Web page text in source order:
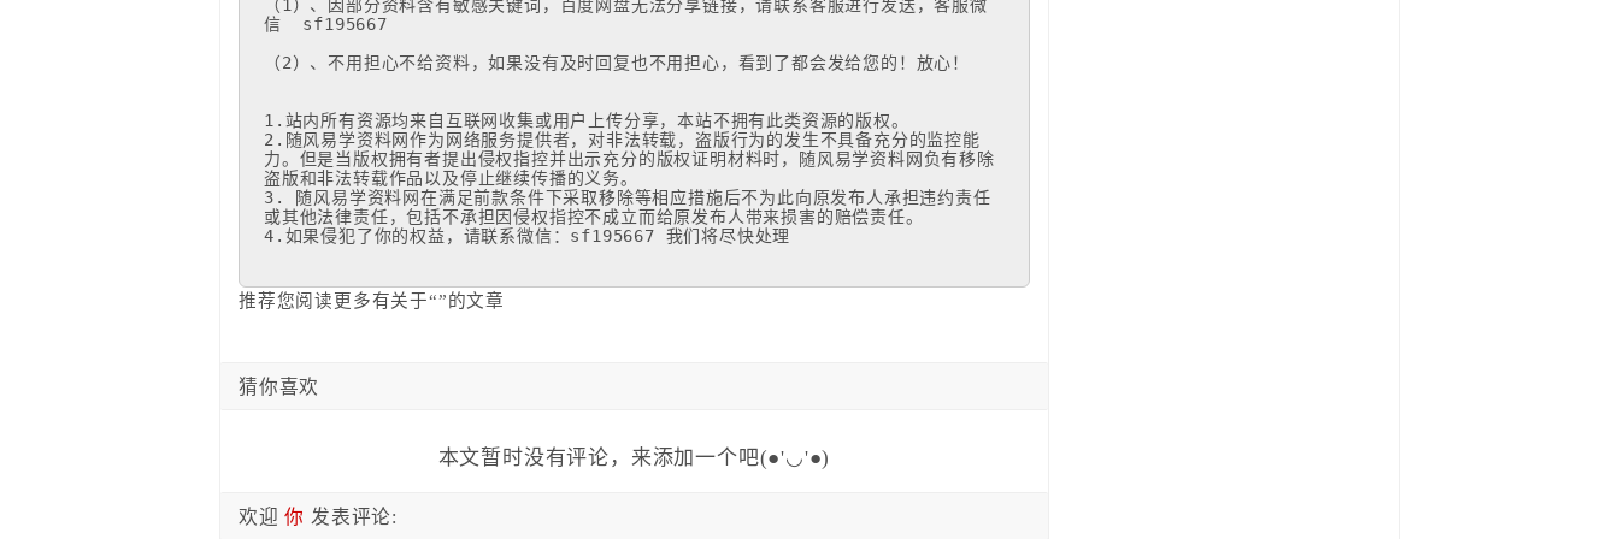
（1）、因部分资料含有敏感关键词，百度网盘无法分享链接，请联系客服进行发送，客服微
信  sf195667
（2）、不用担心不给资料，如果没有及时回复也不用担心，看到了都会发给您的！放心！
1.站内所有资源均来自互联网收集或用户上传分享，本站不拥有此类资源的版权。
2.随风易学资料网作为网络服务提供者，对非法转载，盗版行为的发生不具备充分的监控能
力。但是当版权拥有者提出侵权指控并出示充分的版权证明材料时，随风易学资料网负有移除
盗版和非法转载作品以及停止继续传播的义务。
3. 随风易学资料网在满足前款条件下采取移除等相应措施后不为此向原发布人承担违约责任
或其他法律责任，包括不承担因侵权指控不成立而给原发布人带来损害的赔偿责任。
4.如果侵犯了你的权益，请联系微信：sf195667 我们将尽快处理
推荐您阅读更多有关于“”的文章
猜你喜欢
本文暂时没有评论，来添加一个吧(●'◡'●)
欢迎你 发表评论: